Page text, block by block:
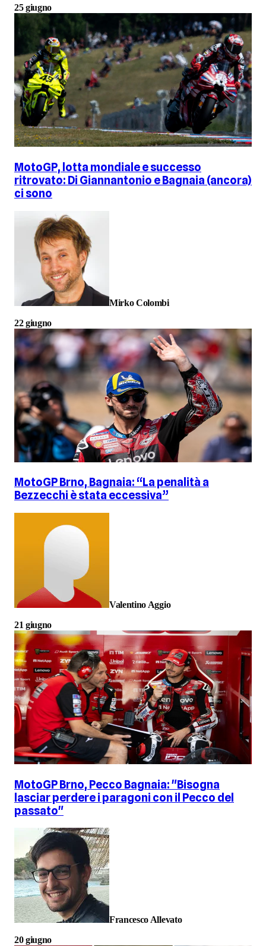
25 giugno
MotoGP, lotta mondiale e successo
ritrovato: Di Giannantonio e Bagnaia (ancora)
ci sono
Mirko Colombi
22 giugno
MotoGP Brno, Bagnaia: “La penalità a
Bezzecchi è stata eccessiva”
Valentino Aggio
21 giugno
MotoGP Brno, Pecco Bagnaia: "Bisogna
lasciar perdere i paragoni con il Pecco del
passato"
Francesco Allevato
20 giugno